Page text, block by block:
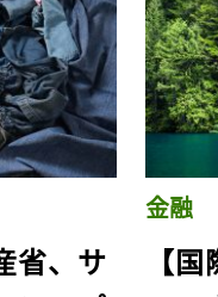
省、サ
金融
【